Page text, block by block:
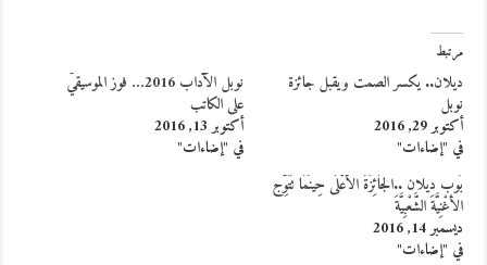
مرتبط
ديلان.. يكسر الصمت ويقبل جائزة
نوبل
أكتوبر 29, 2016
في "إضاءات"
نوبل الآداب 2016… فوز الموسيقيّ
على الكاتب
أكتوبر 13, 2016
في "إضاءات"
بُوب ديلان ..الجَائِزَةُ الأعْلَى حِينَمَا تُتَوِّج
الأغْنِيَّةَ الشَّعْبِيَّةَ
ديسمبر 14, 2016
في "إضاءات"